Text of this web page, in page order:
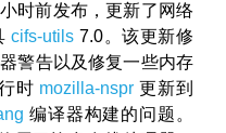
时前发布，更新了网络
cifs-utils 7.0。该更新修
警告以及修复一些内存
时 mozilla-nspr 更新到
编译器构建的问题。